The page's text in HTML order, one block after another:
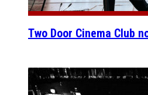
Two Door Cinema Club